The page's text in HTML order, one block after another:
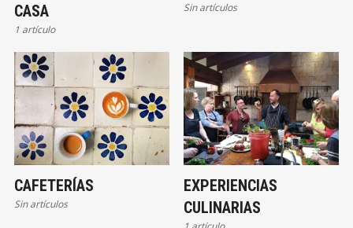
CASA
1 artículo
Sin artículos
CAFETERÍAS
Sin artículos
EXPERIENCIAS
CULINARIAS